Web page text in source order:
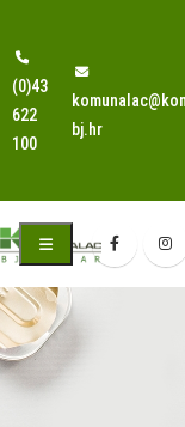
(0)43
622
100
bj.hr